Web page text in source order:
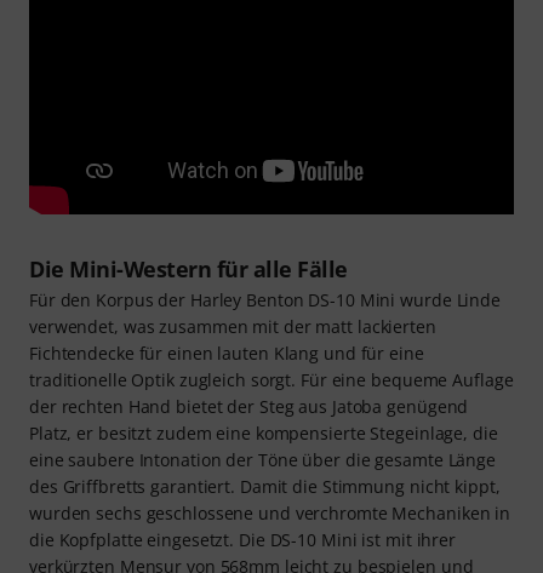
Die Mini-Western für alle Fälle
Für den Korpus der Harley Benton DS-10 Mini wurde Linde
verwendet, was zusammen mit der matt lackierten
Fichtendecke für einen lauten Klang und für eine
traditionelle Optik zugleich sorgt. Für eine bequeme Auflage
der rechten Hand bietet der Steg aus Jatoba genügend
Platz, er besitzt zudem eine kompensierte Stegeinlage, die
eine saubere Intonation der Töne über die gesamte Länge
des Griffbretts garantiert. Damit die Stimmung nicht kippt,
wurden sechs geschlossene und verchromte Mechaniken in
die Kopfplatte eingesetzt. Die DS-10 Mini ist mit ihrer
verkürzten Mensur von 568mm leicht zu bespielen und